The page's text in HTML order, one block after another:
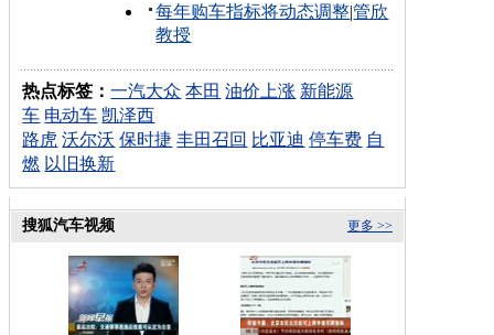
每年购车指标将动态调整|管欣
教授
热点标签：一汽大众 本田 油价上涨 新能源
车 电动车 凯泽西
路虎 沃尔沃 保时捷 丰田召回 比亚迪 停车费 自
燃 以旧换新
更多 >>
搜狐汽车视频